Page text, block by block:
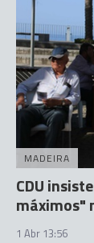
MADEIRA
CDU
máximos"
1 Abr 13:56